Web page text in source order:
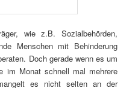
wie z.B. Sozialbehörden,
Menschen mit Behinderung
Doch gerade wenn es um
im Monat schnell mal mehrere
es nicht selten an der